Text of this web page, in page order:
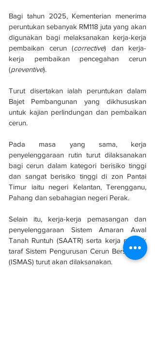
Bagi tahun 2025, Kementerian menerima
peruntukan sebanyak RM118 juta yang akan
digunakan bagi melaksanakan kerja-kerja
pembaikan cerun (corrective) dan kerja-
kerja pembaikan pencegahan cerun
(preventive).
Turut disertakan ialah peruntukan dalam
Bajet Pembangunan yang dikhususkan
untuk kajian perlindungan dan pembaikan
cerun.
Pada masa yang sama, kerja
penyelenggaraan rutin turut dilaksanakan
bagi cerun dalam kategori berisiko tinggi
dan sangat berisiko tinggi di zon Pantai
Timur iaitu negeri Kelantan, Terengganu,
Pahang dan sebahagian negeri Perak.
Selain itu, kerja-kerja pemasangan dan
penyelenggaraan Sistem Amaran Awal
Tanah Runtuh (SAATR) serta kerja menaik
taraf Sistem Pengurusan Cerun Bersepadu
(ISMAS) turut akan dilaksanakan.